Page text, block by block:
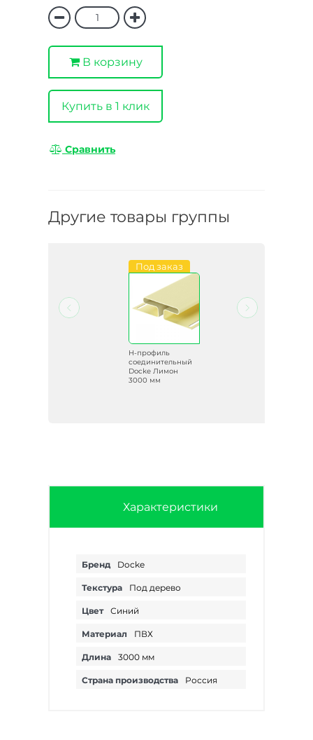
В корзину
Купить в 1 клик
Сравнить
Другие товары группы
Под заказ
H-профиль
соединительный
Docke Лимон
3000 мм
Характеристики
Бренд Docke
Текстура Под дерево
Цвет Синий
Материал ПВХ
Длина 3000 мм
Страна производства Россия